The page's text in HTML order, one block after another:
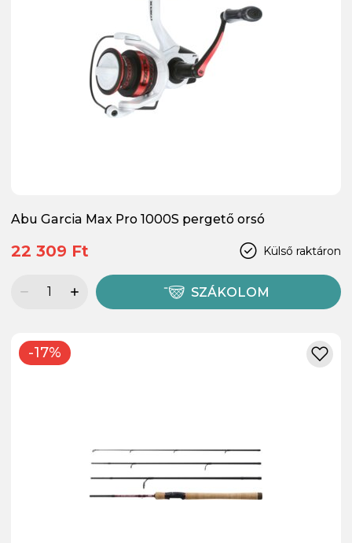
Abu Garcia Max Pro 1000S pergető orsó
Külső raktáron
22 309 Ft
SZÁKOLOM
-17%